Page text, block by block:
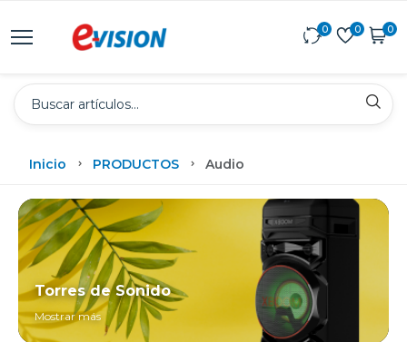
0 0 0
Inicio PRODUCTOS Audio
Torres de Sonido
Mostrar más